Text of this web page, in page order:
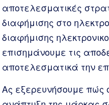
αποτελεσματικές
διαφήμισης στο
διαφήμισης
επισημάνουμε τις
αποτελεσματικά την
Ας εξερευνήσουμε πώς